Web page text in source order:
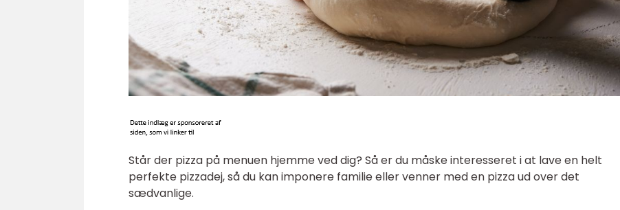
Står der pizza på menuen hjemme ved dig? Så er du måske interesseret i at lave en helt
perfekte pizzadej, så du kan imponere familie eller venner med en pizza ud over det
sædvanlige.